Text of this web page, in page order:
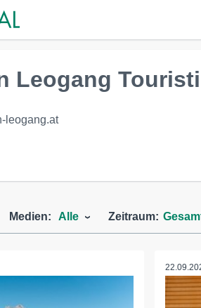
Leogang
leogang.at
Medien: Alle Zeitraum: